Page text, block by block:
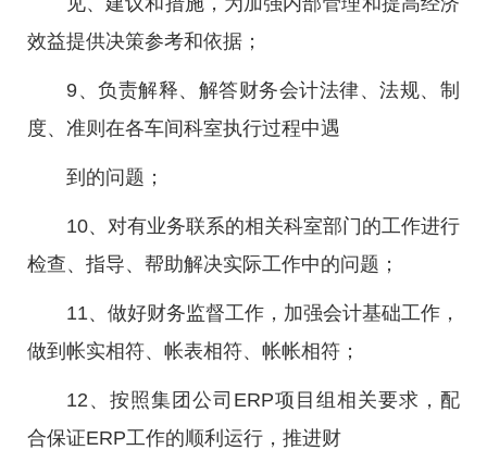
效益提供决策参考和依据；
9、负责解释、解答财务会计法律、法规、制
度、准则在各车间科室执行过程中遇
到的问题；
10、对有业务联系的相关科室部门的工作进行
检查、指导、帮助解决实际工作中的问题；
11、做好财务监督工作，加强会计基础工作，
做到帐实相符、帐表相符、帐帐相符；
12、按照集团公司ERP项目组相关要求，配
合保证ERP工作的顺利运行，推进财